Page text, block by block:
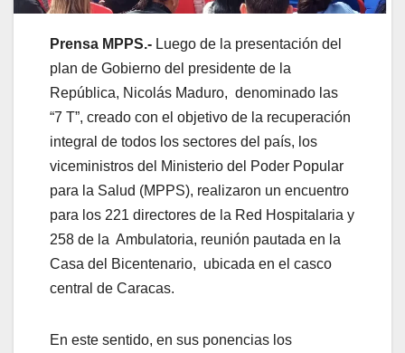
Prensa MPPS.- Luego de la presentación del
plan de Gobierno del presidente de la
República, Nicolás Maduro, denominado las
“7 T”, creado con el objetivo de la recuperación
integral de todos los sectores del país, los
viceministros del Ministerio del Poder Popular
para la Salud (MPPS), realizaron un encuentro
para los 221 directores de la Red Hospitalaria y
258 de la Ambulatoria, reunión pautada en la
Casa del Bicentenario, ubicada en el casco
central de Caracas.
En este sentido, en sus ponencias los